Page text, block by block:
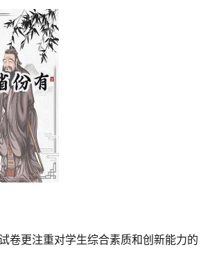
卷更注重对学生综合素质和创新能力的